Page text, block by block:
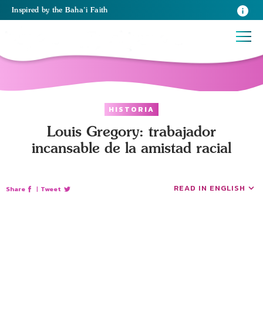
Inspired by the Baha’i Faith
HISTORIA
Louis Gregory: trabajador
incansable de la amistad racial
Share | Tweet READ IN ENGLISH